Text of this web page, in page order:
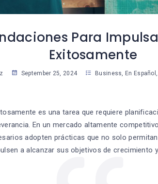
Para
Exitosamente
September 25, 2024 Business, En Español ,
es una tarea que requiere
En un mercado altamente
adopten prácticas que no solo
a alcanzar sus objetivos de crecimiento